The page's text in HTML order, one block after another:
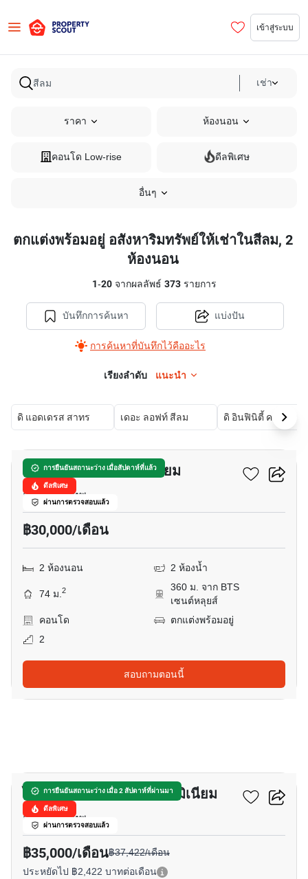
เข้าสู่ระบบ
เช่า
ราคา ห้องนอน
คอนโด Low-rise ดีลพิเศษ
อื่นๆ
ตกแต่งพร้อมอยู่ อสังหาริมทรัพย์ให้เช่าในสีลม, 2
ห้องนอน
1-20จากผลลัพธ์ 373รายการ
บันทึกการค้นหา
การค้นหาที่บันทึกไว้คืออะไร
แบ่งปัน
เรียงลำดับ แนะนำ
ดิ แอดเดรส สาทร เดอะ ลอฟท์ สีลม
การยืนยันสถานะว่าง เมื่อสัปดาห์ที่แล้ว
ดีลพิเศษ
ผ่านการตรวจสอบแล้ว
ปภาดา สีลม คอนโดมิเนียม
สีลม, กรุงเทพ
฿30,000/เดือน
2 ห้องนอน 2 ห้องน้ำ
74 ม.2
360 ม. จาก BTS
เซนต์หลุยส์
คอนโด
ตกแต่งพร้อมอยู่
2
สอบถามตอนนี้
การยืนยันสถานะว่าง เมื่อ 2 สัปดาห์ที่ผ่านมา
ดีลพิเศษ
ผ่านการตรวจสอบแล้ว
ไดมอนด์ ทาวเวอร์ คอนโดมิเนียม
สีลม, กรุงเทพ
฿35,000/เดือน฿37,422/เดือน
ประหยัดไป ฿2,422 บาทต่อเดือน